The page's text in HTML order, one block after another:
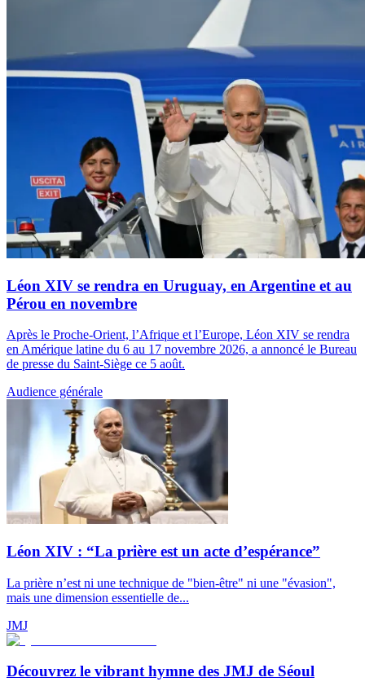
Léon XIV se rendra en Uruguay, en Argentine et au
Pérou en novembre
Après le Proche-Orient, l’Afrique et l’Europe, Léon XIV se rendra
en Amérique latine du 6 au 17 novembre 2026, a annoncé le Bureau
de presse du Saint-Siège ce 5 août.
Audience générale
Léon XIV : “La prière est un acte d’espérance”
La prière n’est ni une technique de "bien-être" ni une "évasion",
mais une dimension essentielle de...
JMJ
Découvrez le vibrant hymne des JMJ de Séoul